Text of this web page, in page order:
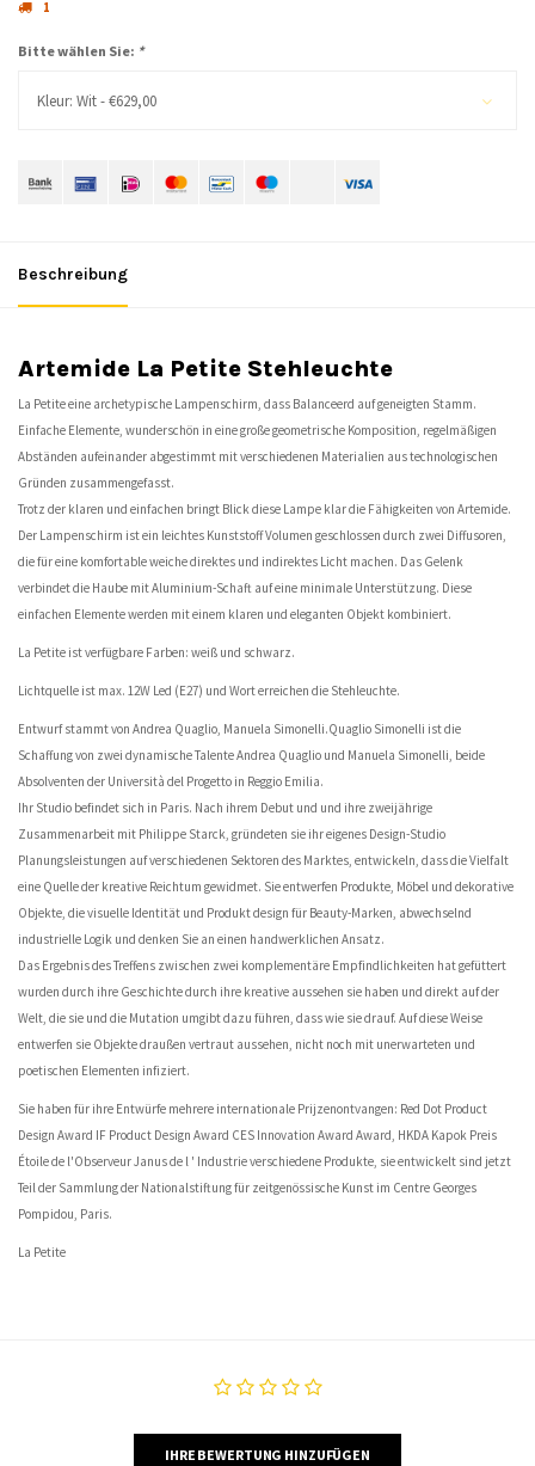
1
Bitte wählen Sie: *
Kleur: Wit - €629,00
Beschreibung
Artemide La Petite Stehleuchte
La Petite eine archetypische Lampenschirm, dass Balanceerd auf geneigten Stamm.
Einfache Elemente, wunderschön in eine große geometrische Komposition, regelmäßigen
Abständen aufeinander abgestimmt mit verschiedenen Materialien aus technologischen
Gründen zusammengefasst.
Trotz der klaren und einfachen bringt Blick diese Lampe klar die Fähigkeiten von Artemide.
Der Lampenschirm ist ein leichtes Kunststoff Volumen geschlossen durch zwei Diffusoren,
die für eine komfortable weiche direktes und indirektes Licht machen. Das Gelenk
verbindet die Haube mit Aluminium-Schaft auf eine minimale Unterstützung. Diese
einfachen Elemente werden mit einem klaren und eleganten Objekt kombiniert.
La Petite ist verfügbare Farben: weiß und schwarz.
Lichtquelle ist max. 12W Led (E27) und Wort erreichen die Stehleuchte.
Entwurf stammt von Andrea Quaglio, Manuela Simonelli.Quaglio Simonelli ist die
Schaffung von zwei dynamische Talente Andrea Quaglio und Manuela Simonelli, beide
Absolventen der Università del Progetto in Reggio Emilia.
Ihr Studio befindet sich in Paris. Nach ihrem Debut und und ihre zweijährige
Zusammenarbeit mit Philippe Starck, gründeten sie ihr eigenes Design-Studio
Planungsleistungen auf verschiedenen Sektoren des Marktes, entwickeln, dass die Vielfalt
eine Quelle der kreative Reichtum gewidmet. Sie entwerfen Produkte, Möbel und dekorative
Objekte, die visuelle Identität und Produkt design für Beauty-Marken, abwechselnd
industrielle Logik und denken Sie an einen handwerklichen Ansatz.
Das Ergebnis des Treffens zwischen zwei komplementäre Empfindlichkeiten hat gefüttert
wurden durch ihre Geschichte durch ihre kreative aussehen sie haben und direkt auf der
Welt, die sie und die Mutation umgibt dazu führen, dass wie sie drauf. Auf diese Weise
entwerfen sie Objekte draußen vertraut aussehen, nicht noch mit unerwarteten und
poetischen Elementen infiziert.
Sie haben für ihre Entwürfe mehrere internationale Prijzenontvangen: Red Dot Product
Design Award IF Product Design Award CES Innovation Award Award, HKDA Kapok Preis
Étoile de l'Observeur Janus de l ' Industrie verschiedene Produkte, sie entwickelt sind jetzt
Teil der Sammlung der Nationalstiftung für zeitgenössische Kunst im Centre Georges
Pompidou, Paris.
La Petite
IHRE BEWERTUNG HINZUFÜGEN